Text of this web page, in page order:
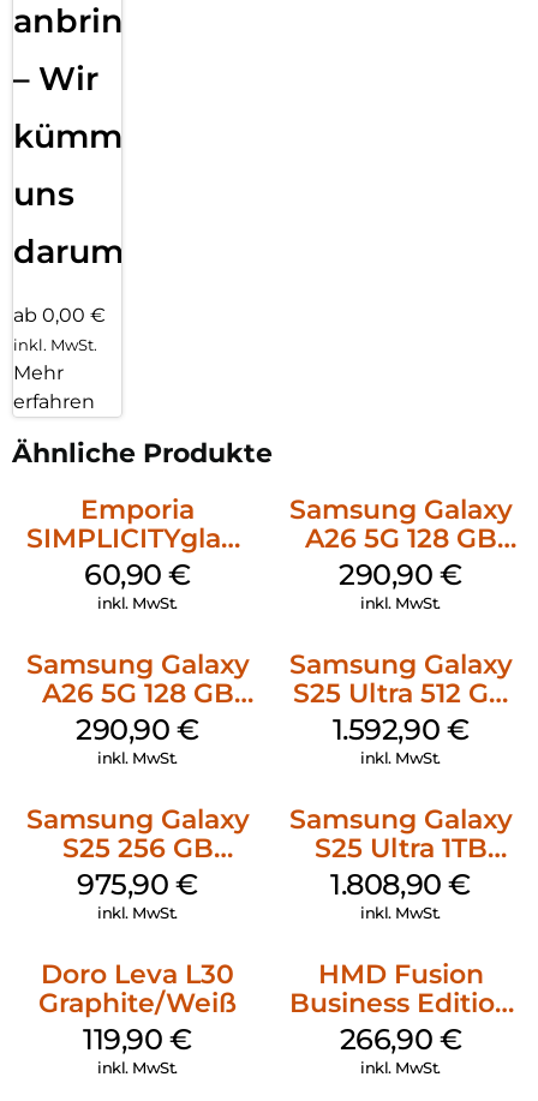
anbringen
– Wir
kümmern
uns
darum!
ab 0,00 €
inkl. MwSt.
Mehr
erfahren
Ähnliche Produkte
Emporia
SIMPLICITYglam
Weiss
60,90€
inkl. MwSt.
Samsung Galaxy
A26 5G 128 GB
White
290,90€
inkl. MwSt.
Samsung Galaxy
A26 5G 128 GB
Mint
290,90€
inkl. MwSt.
Samsung Galaxy
S25 Ultra 512 GB
Titanium
Whitesilver
1.592,90 €
inkl. MwSt.
Samsung Galaxy
S25 256 GB
Icyblue
975,90€
inkl. MwSt.
Samsung Galaxy
S25 Ultra 1TB
Titanium Black
1.808,90€
inkl. MwSt.
Doro Leva L30
Graphite/Weiß
119,90€
inkl. MwSt.
HMD Fusion
Business Edition
256 GB Grey
266,90 €
inkl. MwSt.